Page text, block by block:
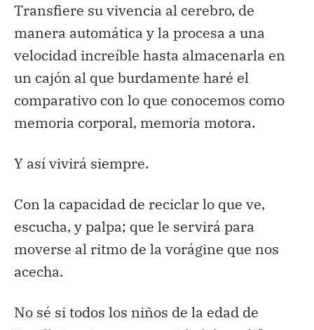
Transfiere su vivencia al cerebro, de
manera automática y la procesa a una
velocidad increíble hasta almacenarla en
un cajón al que burdamente haré el
comparativo con lo que conocemos como
memoria corporal, memoria motora.
Y así vivirá siempre.
Con la capacidad de reciclar lo que ve,
escucha, y palpa; que le servirá para
moverse al ritmo de la vorágine que nos
acecha.
No sé si todos los niños de la edad de